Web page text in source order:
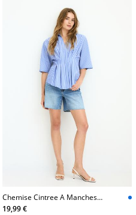
Chemise Cintree A Manches
Japonaises
19,99 €